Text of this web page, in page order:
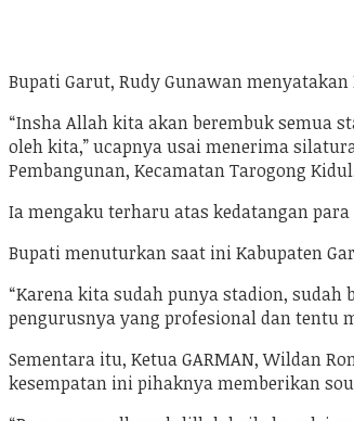
Bupati Garut, Rudy Gunawan
“Insha Allah kita akan berembuk semua
oleh kita,” ucapnya usai menerima
Pembangunan, Kecamatan Tarogong
Ia mengaku terharu atas kedatangan
Bupati menuturkan saat ini Kabupaten
“Karena kita sudah punya stadion, sudah
pengurusnya yang profesional dan tentu
Sementara itu, Ketua GARMAN, Wildan
kesempatan ini pihaknya memberikan